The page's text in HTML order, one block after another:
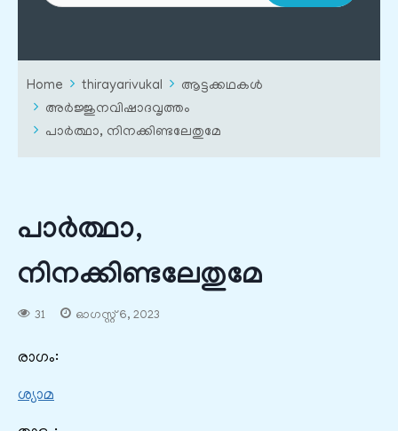
Home thirayarivukal
ആട്ടക്കഥകൾ
അർജ്ജുനവിഷാദവൃത്തം
പാര്‍ത്ഥാ, നിനക്കിണ്ടലേതുമേ
പാര്‍ത്ഥാ,
നിനക്കിണ്ടലേതുമേ
31 ഓഗസ്റ്റ്‌ 6, 2023
രാഗം:
ശ്യാമ